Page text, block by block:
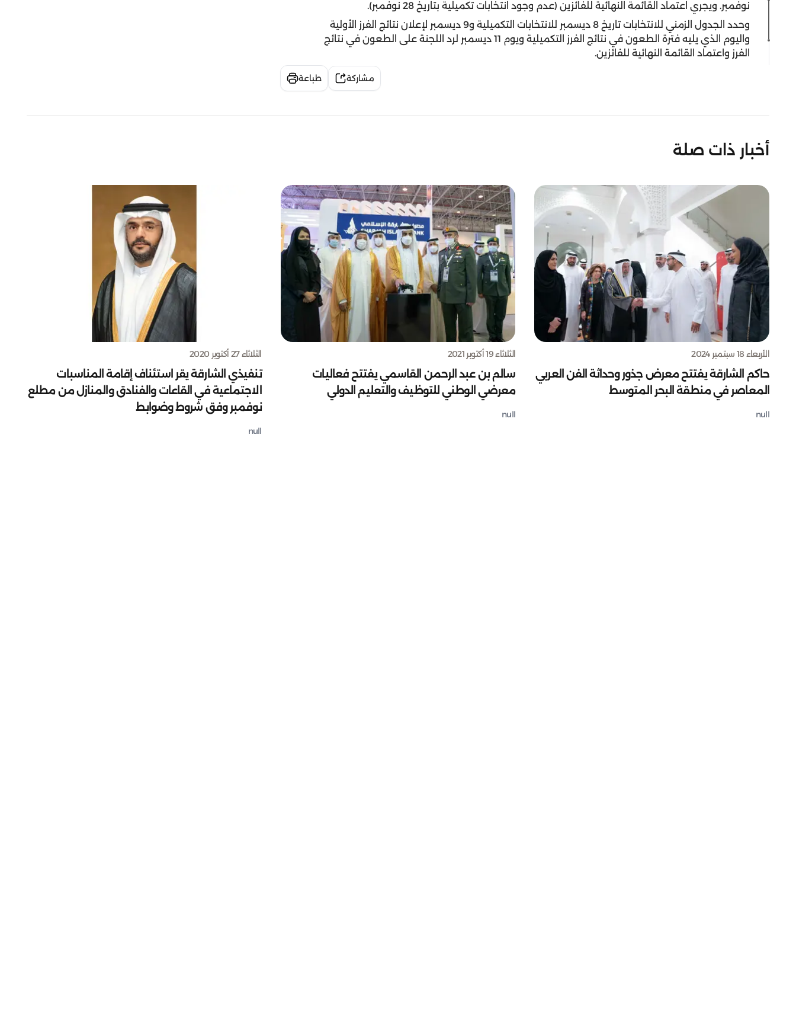
نوفمبر. ويجري اعتماد القائمة النهائية للفائزين (عدم وجود انتخابات تكميلية بتاريخ 28 نوفمبر).
وحدد الجدول الزمني للانتخابات تاريخ 8 ديسمبر للانتخابات التكميلية و9 ديسمبر لإعلان نتائج الفرز الأولية
واليوم الذي يليه فترة الطعون في نتائج الفرز التكميلية ويوم 11 ديسمبر لرد اللجنة على الطعون في نتائج
الفرز واعتماد القائمة النهائية للفائزين.
مشاركة طباعة
أخبار ذات صلة
الأربعاء 18 سبتمبر 2024
حاكم الشارقة يفتتح معرض جذور وحداثة الفن العربي
المعاصر في منطقة البحر المتوسط
null
الثلاثاء 19 أكتوبر 2021
سالم بن عبد الرحمن القاسمي يفتتح فعاليات
معرضي الوطني للتوظيف والتعليم الدولي
null
الثلاثاء 27 أكتوبر 2020
تنفيذي الشارقة يقر استئناف إقامة المناسبات
الاجتماعية في القاعات والفنادق والمنازل من مطلع
نوفمبر وفق شروط وضوابط
null